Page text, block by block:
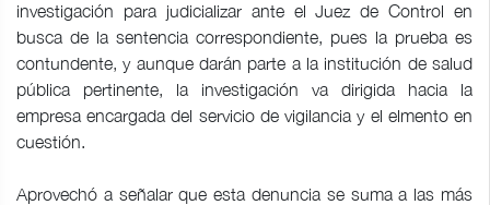
investigación para judicializar ante el Juez de Control en
busca de la sentencia correspondiente, pues la prueba es
contundente, y aunque darán parte a la institución de salud
pública pertinente, la investigación va dirigida hacia la
empresa encargada del servicio de vigilancia y el elmento en
cuestión.
Aprovechó a señalar que esta denuncia se suma a las más